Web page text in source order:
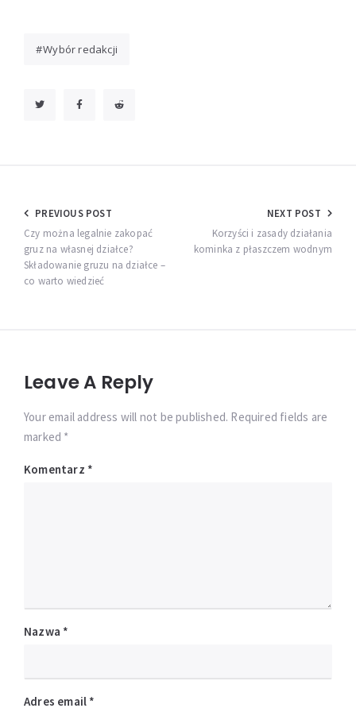
Wybór redakcji
Nawigacja
wpisu
PREVIOUS POST
Czy można legalnie zakopać
gruz na własnej działce?
Składowanie gruzu na działce –
co warto wiedzieć
NEXT POST
Korzyści i zasady działania
kominka z płaszczem wodnym
Leave A Reply
Your email address will not be published. Required fields are
marked *
Komentarz *
Nazwa *
Adres email *